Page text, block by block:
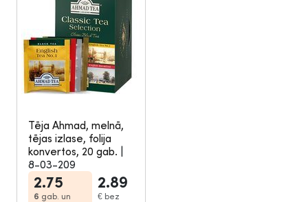
Tēja Ahmad, melnā,
tējas izlase, folija
konvertos, 20 gab.
8-03-209
2.75
6 gab. un
2.89
€ bez